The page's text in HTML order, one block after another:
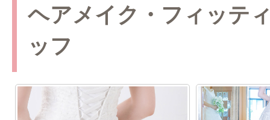
ヘアメイク・フィッテ
ッフ